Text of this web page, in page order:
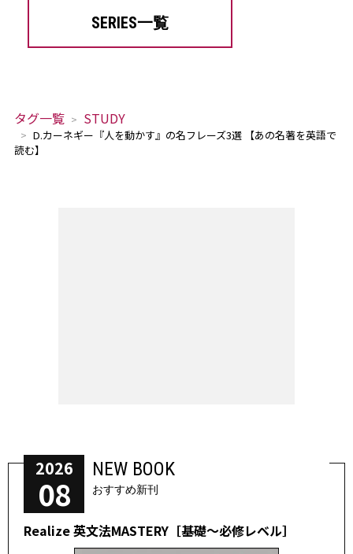
SERIES一覧
タグ一覧 STUDY
D.カーネギー『人を動かす』の名フレーズ3選 【あの名著を英語で
読む】
2026
08
NEW BOOK
おすすめ新刊
Realize 英文法MASTERY［基礎～必修レベル］